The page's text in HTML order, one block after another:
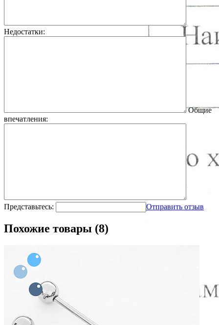
Недостатки:
Общие
впечатления:
Представьтесь: Отправить отзыв
Похожие товары (8)